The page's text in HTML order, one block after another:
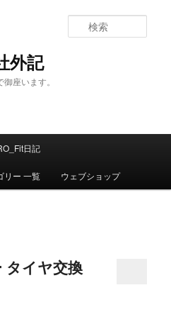
外記
座います。
索
日記
リー 一覧 ウェブショップ
タイヤ交換